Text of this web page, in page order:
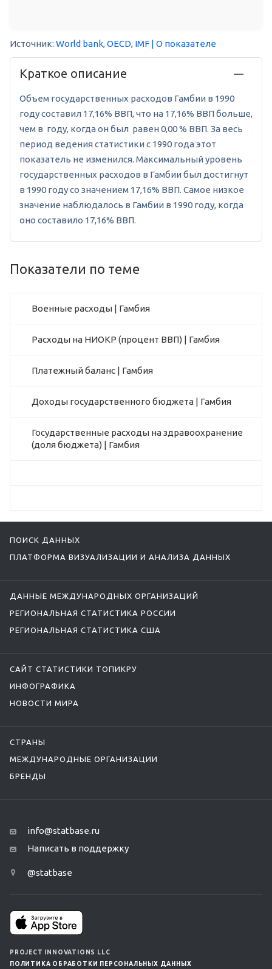
Источник: World bank,OECD, IMF | О показателе
Краткое описание
Объем государственных расходов Гамбии в 1990
году составил 17,16% ВВП, что на 17,16% ВВП больше,
чем в году, когда он был равен 0,00 % ВВП. За весь
период ведения статистики с 1990 года этот
показатель не изменился. Максимальный уровень
государственных расходов в Гамбии был достигнут
в 1990 году со значением 17,16% ВВП. Самое низкое
значение наблюдалось в Гамбии в 1990 году, когда
оно составило 17,16% ВВП.
Показатели по теме
Военные расходы | Гамбия
Расходы на НИОКР (процент ВВП) | Гамбия
Платежный баланс | Гамбия
Доходы государственного бюджета | Гамбия
Государственные расходы на здравоохранение
(доля бюджета) | Гамбия
ПОИСК ДАННЫХ
ПЛАТФОРМА ВИЗУАЛИЗАЦИИ И АНАЛИЗА ДАННЫХ
ДАННЫЕ МЕЖДУНАРОДНЫХ ОРГАНИЗАЦИЙ
РЕГИОНАЛЬНАЯ СТАТИСТИКА РОССИИ
РЕГИОНАЛЬНАЯ СТАТИСТИКА США
САЙТ СТАТИСТИКИ ТОПИКРУ
ИНФОГРАФИКА
НОВОСТИ МИРА
СТРАНЫ
МЕЖДУНАРОДНЫЕ ОРГАНИЗАЦИИ
БРЕНДЫ
info@statbase.ru
Написать в поддержку
@statbase
PROJECT INNOVATIONS LLC
ПОЛИТИКА ОБРАБОТКИ ПЕРСОНАЛЬНЫХ ДАННЫХ